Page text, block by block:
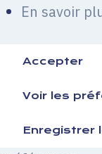
En savoir
Accepter
Voir les
Enregistrer